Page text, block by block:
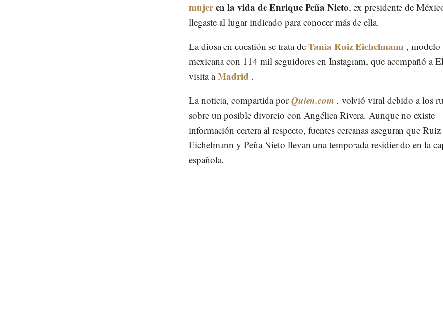
mujeren la vida de Enrique Peña Nieto, ex presidente de
llegaste al lugar indicado para conocer más de ella.
La diosa en cuestión se trata de Tania Ruiz Eichelmann , modelo
mexicana con 114 mil seguidores en Instagram, que acompañó a
visita aMadrid .
La noticia, compartida porQuien.com , volvió viral debido a los
sobre un posible divorcio con Angélica Rivera. Aunque no existe
información certera al respecto, fuentes cercanas aseguran que Ruiz
Eichelmann y Peña Nieto llevan una temporada residiendo en la
española.